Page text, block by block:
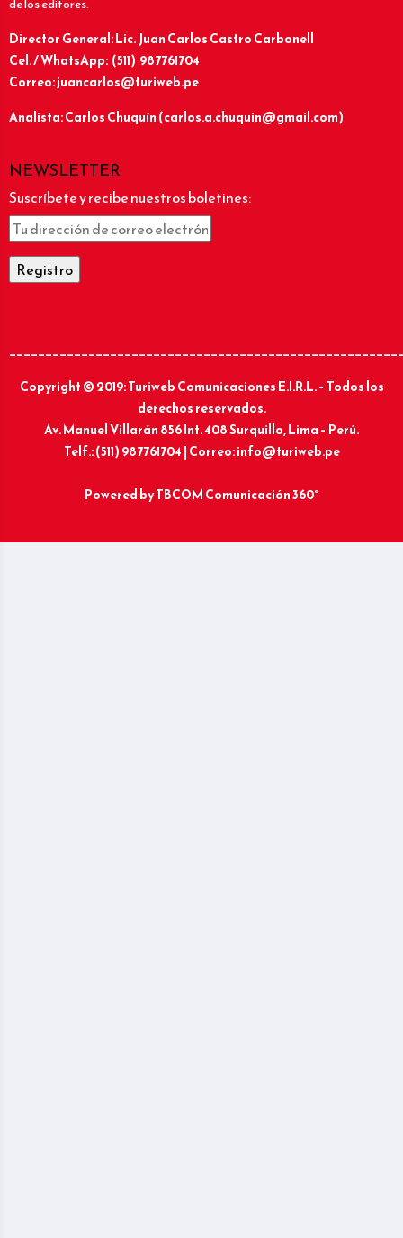
de los editores.
Director General: Lic.Juan Carlos Castro Carbonell
Cel. / WhatsApp: (511) 987761704
Correo: juancarlos@turiweb.pe
Analista: Carlos Chuquín (carlos.a.chuquin@gmail.com)
NEWSLETTER
Suscríbete y recibe nuestros boletines:
Copyright © 2019: Turiweb Comunicaciones E.I.R.L. – Todos los
derechos reservados.
Av. Manuel Villarán 856 Int. 408 Surquillo, Lima – Perú.
Telf.: (511) 987761704 | Correo: info@turiweb.pe
Powered byTBCOM Comunicación 360°